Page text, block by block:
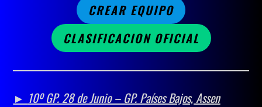
CREAR EQUIPO
CLASIFICACION OFICIAL
► 10º GP. 28 de Junio – GP. Países Bajos, Assen